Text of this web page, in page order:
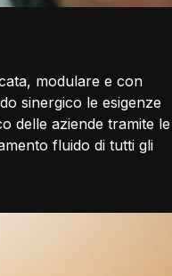
modulare e con
sinergico le esigenze
delle aziende tramite le
fluido di tutti gli